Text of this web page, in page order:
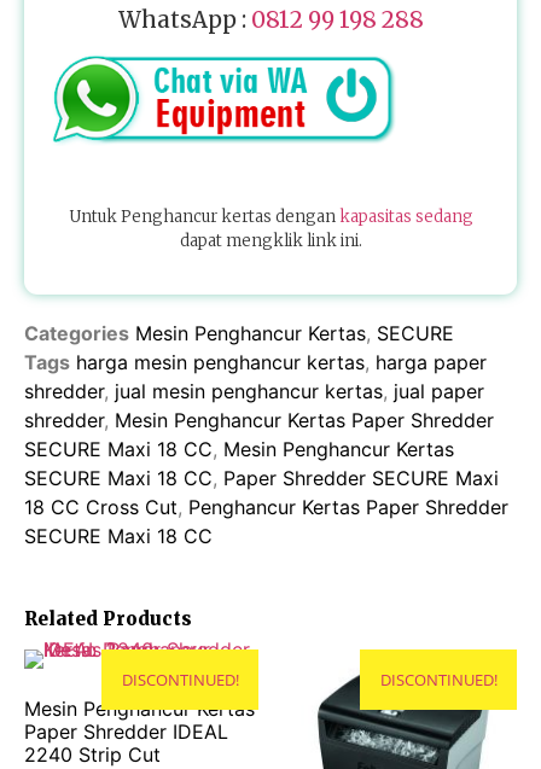
WhatsApp : 0812 99 198 288
Untuk Penghancur kertas dengan kapasitas sedang
dapat mengklik link ini.
Categories Mesin Penghancur Kertas, SECURE
Tags harga mesin penghancur kertas, harga paper
shredder, jual mesin penghancur kertas, jual paper
shredder, Mesin Penghancur Kertas Paper Shredder
SECURE Maxi 18 CC, Mesin Penghancur Kertas
SECURE Maxi 18 CC, Paper Shredder SECURE Maxi
18 CC Cross Cut, Penghancur Kertas Paper Shredder
SECURE Maxi 18 CC
Related Products
DISCONTINUED!
Mesin Penghancur Kertas
Paper Shredder IDEAL
2240 Strip Cut
DISCONTINUED!